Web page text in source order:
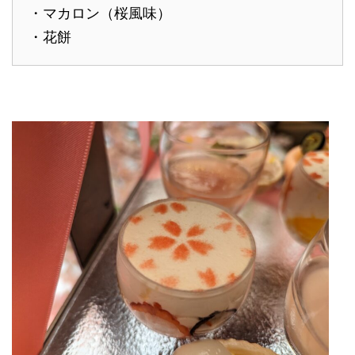
・マカロン（桜風味）
・花餅